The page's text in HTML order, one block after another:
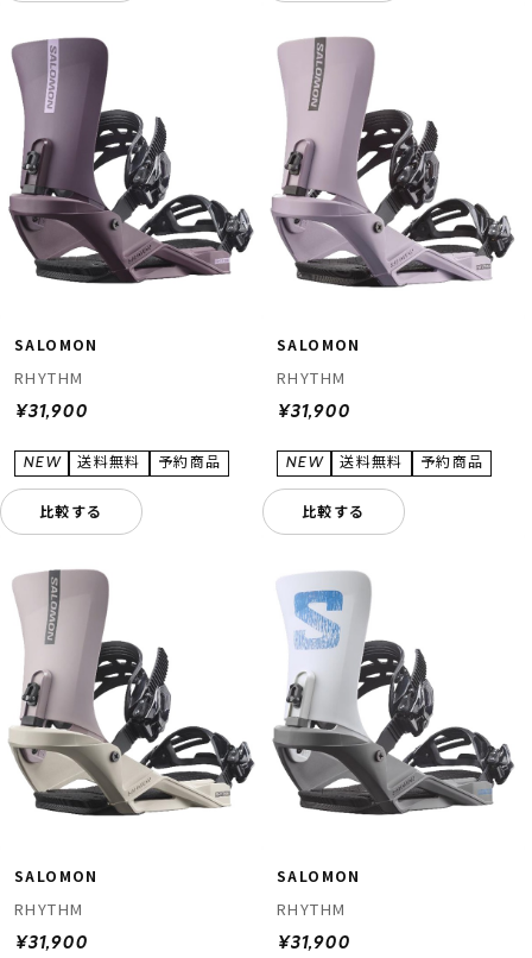
SALOMON
RHYTHM
¥31,900
比較する
SALOMON
RHYTHM
¥31,900
比較する
SALOMON
RHYTHM
¥31,900
SALOMON
RHYTHM
¥31,900